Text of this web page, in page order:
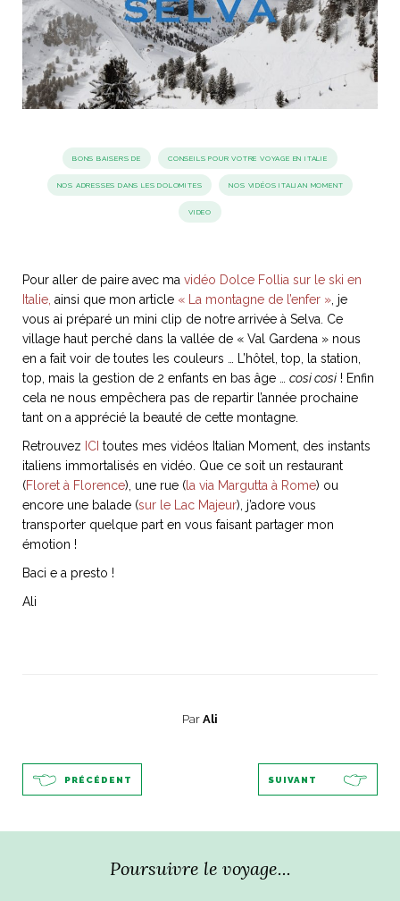
ITALIEN
joie de vivre
SUBLIME ! LE DÉCOR ITALIEN
ARTISANAT ITALIEN
Les cuirs de
NOS ARTICLES ART ET DESIGN
Burano, la palette
du
Notre palette
Virtuosa Venezia
ET FUGUEUSES
journal
WEBSERIE
Dolce Follia
BONS BAISERS DE CONSEILS POUR VOTRE VOYAGE EN ITALIE
NOS ADRESSES DANS LES DOLOMITES NOS VIDÉOS ITALIAN MOMENT
VIDEO
Pour aller de paire avec ma vidéo Dolce Follia sur le ski en
Italie, ainsi que mon article « La montagne de l’enfer », je
vous ai préparé un mini clip de notre arrivée à Selva. Ce
village haut perché dans la vallée de « Val Gardena » nous
en a fait voir de toutes les couleurs … L’hôtel, top, la station,
top, mais la gestion de 2 enfants en bas âge … cosi cosi! Enfin
cela ne nous empêchera pas de repartir l’année prochaine
tant on a apprécié la beauté de cette montagne.
Retrouvez ICI toutes mes vidéos Italian Moment, des instants
italiens immortalisés en vidéo. Que ce soit un restaurant
(Floret à Florence), une rue (la via Margutta à Rome) ou
encore une balade (sur le Lac Majeur), j’adore vous
transporter quelque part en vous faisant partager mon
émotion !
Baci e a presto !
Ali
Par Ali
PRÉCÉDENT SUIVANT
Poursuivre le voyage...